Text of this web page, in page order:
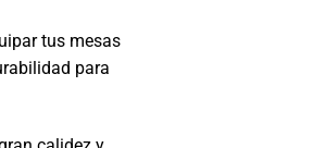
tus mesas
para